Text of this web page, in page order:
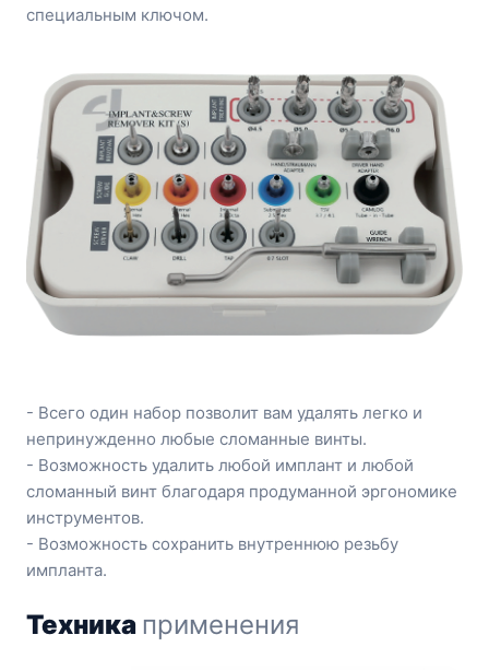
специальным ключом.
- Всего один набор позволит вам удалять легко и
непринужденно любые сломанные винты.
- Возможность удалить любой имплант и любой
сломанный винт благодаря продуманной эргономике
инструментов.
- Возможность сохранить внутреннюю резьбу
импланта.
Техника применения